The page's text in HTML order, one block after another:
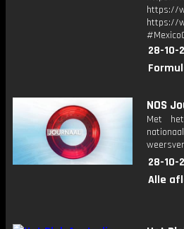
https://
https://
28-10-
NOS
Met
28-10-
Alle